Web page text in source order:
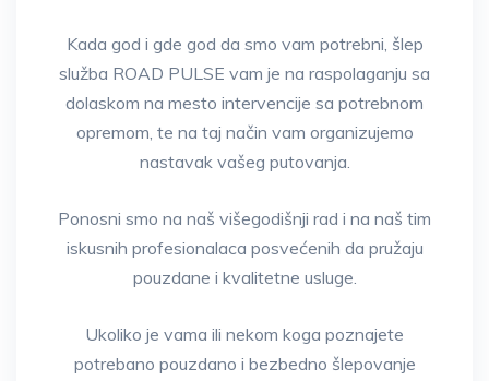
Kada god i gde god da smo vam potrebni, šlep
služba ROAD PULSE vam je na raspolaganju sa
dolaskom na mesto intervencije sa potrebnom
opremom, te na taj način vam organizujemo
nastavak vašeg putovanja.
Ponosni smo na naš višegodišnji rad i na naš tim
iskusnih profesionalaca posvećenih da pružaju
pouzdane i kvalitetne usluge.
Ukoliko je vama ili nekom koga poznajete
potrebano pouzdano i bezbedno šlepovanje